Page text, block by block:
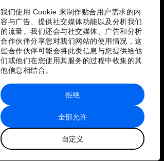
我们使用 Cookie 来制作贴合用户需求的内
容与广告、提供社交媒体功能以及分析我们
的流量。我们还会与社交媒体、广告和分析
合作伙伴分享您对我们网站的使用情况，这
些合作伙伴可能会将此类信息与您提供给他
们或他们在您使用其服务的过程中收集的其
他信息相结合。
全部允许
自定义
拒绝